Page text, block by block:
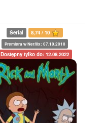
Serial 8,74 / 10
Premiera w Netflix: 07.10.2018
Dostępny tylko do: 12.08.2022